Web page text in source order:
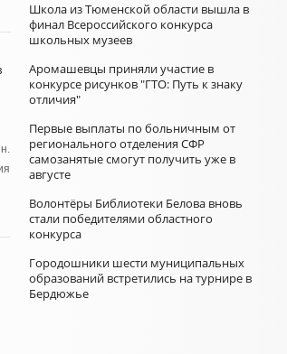
Школа из Тюменской области вышла в
финал Всероссийского конкурса
школьных музеев
Аромашевцы приняли участие в
конкурсе рисунков "ГТО: Путь к знаку
отличия"
Первые выплаты по больничным от
регионального отделения СФР
самозанятые смогут получить уже в
августе
Волонтёры Библиотеки Белова вновь
стали победителями областного
конкурса
Городошники шести муниципальных
образований встретились на турнире в
Бердюжье